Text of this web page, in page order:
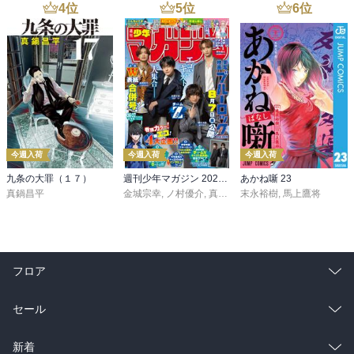
4位
今週入荷
九条の大罪（１７）
真鍋昌平
5位
今週入荷
週刊少年マガジン 2026年36・37号[2026年8月5日発売]
金城宗幸, ノ村優介, 真島ヒロ ,宮島礼吏,新川直司
6位
今週入荷
あかね噺 23
末永裕樹, 馬上鷹将
フロア
総合
ラノベ
セール
総合
新着